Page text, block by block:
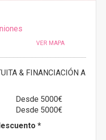
VER MAPA
& FINANCIACIÓN A
Desde 5000€
Desde 5000€
*